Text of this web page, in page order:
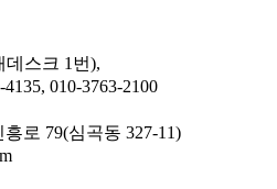
데스크 1번),
010-3763-2100
로 79(심곡동 327-11)